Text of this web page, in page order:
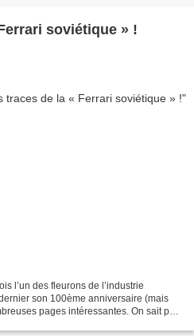
soviétique » !
l’un des fleurons de l’industrie
son 100ème anniversaire (mais
pages intéressantes. On sait par